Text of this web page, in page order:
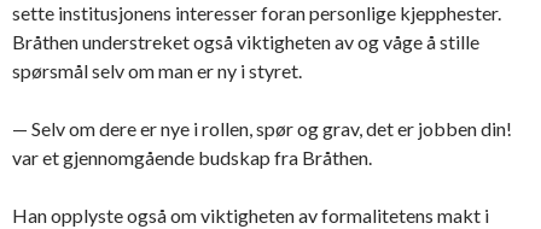
sette institusjonens interesser foran personlige kjepphester.
Bråthen understreket også viktigheten av og våge å stille
spørsmål selv om man er ny i styret.
— Selv om dere er nye i rollen, spør og grav, det er jobben din!
var et gjennomgående budskap fra Bråthen.
Han opplyste også om viktigheten av formalitetens makt i